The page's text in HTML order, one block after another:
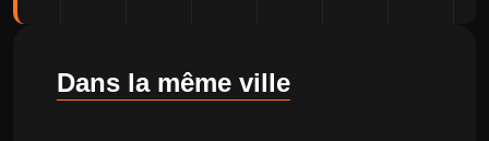
Dans la même ville